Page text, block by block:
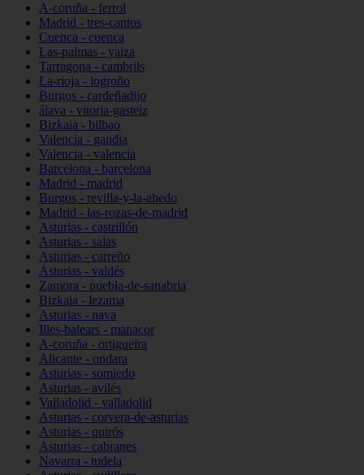
A-coruña - ferrol
Madrid - tres-cantos
Cuenca - cuenca
Las-palmas - yaiza
Tarragona - cambrils
La-rioja - logroño
Burgos - cardeñadijo
álava - vitoria-gasteiz
Bizkaia - bilbao
Valencia - gandia
Valencia - valencia
Barcelona - barcelona
Madrid - madrid
Burgos - revilla-y-la-ahedo
Madrid - las-rozas-de-madrid
Asturias - castrillón
Asturias - salas
Asturias - carreño
Asturias - valdés
Zamora - puebla-de-sanabria
Bizkaia - lezama
Asturias - nava
Illes-balears - manacor
A-coruña - ortigueira
Alicante - ondara
Asturias - somiedo
Asturias - avilés
Valladolid - valladolid
Asturias - corvera-de-asturias
Asturias - quirós
Asturias - cabranes
Navarra - tudela